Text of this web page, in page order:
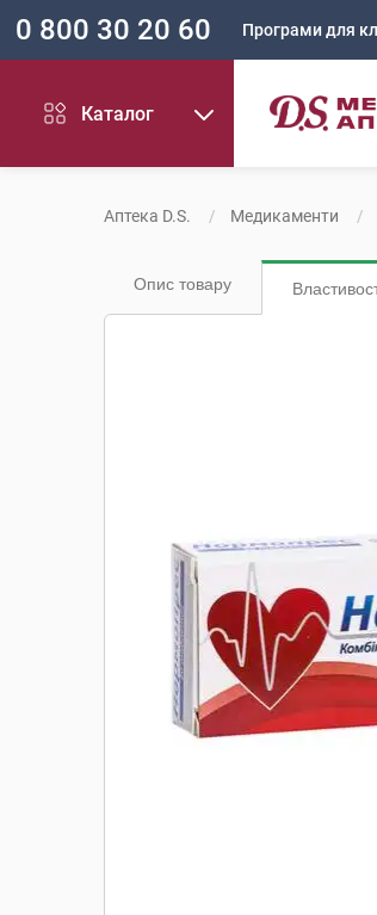
0 800 30 20 60 Програми для
Каталог
Аптека D.S. Медикаменти
Опис товару